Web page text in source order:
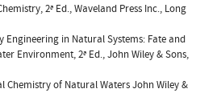
2ª Ed., Waveland Press Inc., Long
Engineering in Natural Systems: Fate and
Environment, 2ª Ed., John Wiley & Sons,
Chemistry of Natural Waters John Wiley &